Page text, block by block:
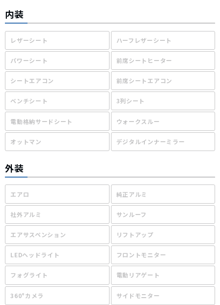
内装
レザーシート ハーフレザーシート
パワーシート 前席シートヒーター
シートエアコン 前席シートエアコン
ベンチシート 3列シート
電動格納サードシート ウォークスルー
オットマン デジタルインナーミラー
外装
エアロ 純正アルミ
社外アルミ サンルーフ
エアサスペンション リフトアップ
LEDヘッドライト フロントモニター
フォグライト 電動リアゲート
360°カメラ サイドモニター